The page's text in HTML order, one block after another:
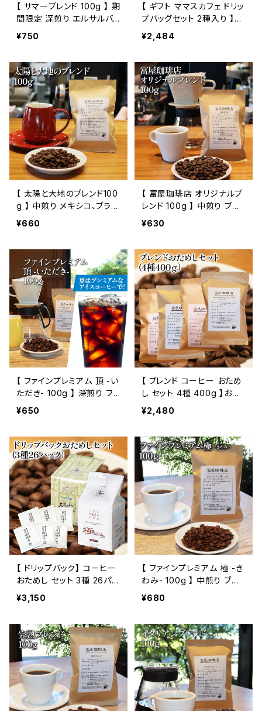
【 サマーブレンド 100g 】 期
間限定 深煎り エルサルバド
ル グァテマラ ケニア ドリッ
¥750
【 ギフト ママスカフェ ドリッ
プバッグセット 2種入り 】
贈答箱 富屋珈琲店 自家焙
煎 お取り寄せ トミヤコーヒ
¥2,484
【 太陽と大地のブレンド100
g 】 中煎り メキシコ、ブラジ
ル、コロンビア、グァテマラ
¥660
【 富屋珈琲店 オリジナルブ
レンド 100g 】 中煎り ブラ
ジル、グァテマラ ブレンド モ
¥630
【 ファインプレミアム 頂 -い
ただき- 100g 】 深煎り フ
レンチロースト グァテマラ、
¥650
【 ブレンド コーヒー おため
し セット 4種 400g 】お試
し セット 飲み比べ コーヒ
ー トミヤコーヒー 通販
¥2,480
【 ドリップバック】 コーヒー
おためし セット 3種 26パッ
ク お試し セット 飲み比べ
コーヒー トミヤコーヒー 通
¥3,150
【 ファインプレミアム 極 -き
わみ- 100g 】 中煎り ブレ
ンド ブラジル エチオピア他
¥680